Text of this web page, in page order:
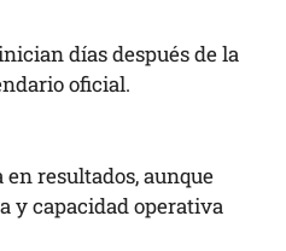
días después de la
oficial.
resultados, aunque
y capacidad operativa